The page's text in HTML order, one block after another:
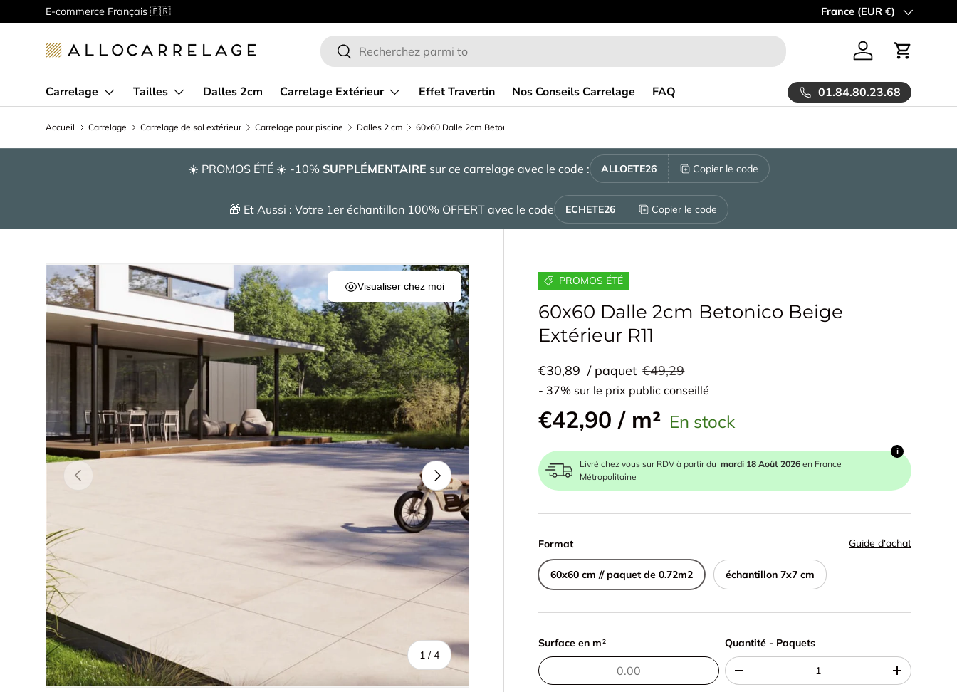
Aller au contenu
Bienvenue chez Allocarrelage! En ce moment la LIVRAISON est OFFERTE à partir de 30m2! En savoir
Pays
France (EUR €)
Recherche
Rechercher
Se connecter
Panier
Carrelage Tailles Dalles 2cm Carrelage Extérieur Effet Travertin Nos Conseils Carrelage FAQ 01.84.80.23.68
Accueil Carrelage Carrelage de sol extérieur Carrelage pour piscine Dalles 2 cm
☀️ PROMOS ÉTÉ ☀️ -10% SUPPLÉMENTAIRE sur ce carrelage avec le code : ALLOETE26 Copier le code
🎁 Et Aussi : Votre 1er échantillon 100% OFFERT avec le code ECHETE26 Copier le code
Précédent
1 /de
4
Suivant
Visualiser chez moi PROMOS ÉTÉ
60x60 Dalle 2cm Betonico Beige
Extérieur R11
€30,89 / paquet €49,29
- 37% sur le prix public conseillé
€42,90 / m² En stock
Livré chez vous sur RDV à partir dumardi 18 Août 2026 en France
Métropolitaine
i
Format Guide d'achat
60x60 cm // paquet de 0.72m2 échantillon 7x7 cm
Surface en m 2 Quantité - Paquets
Quantité - Paquets
+